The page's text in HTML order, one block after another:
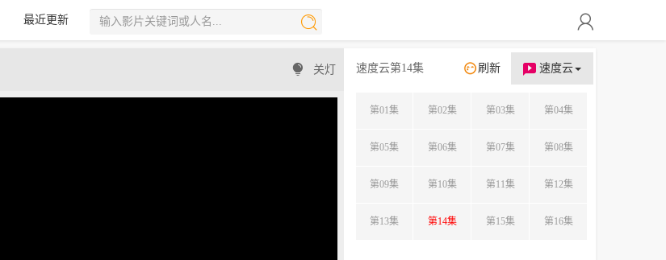
最近更新
关灯 速度云
刷新
速度云第14集
第01集 第02集 第03集 第04集
第05集 第06集 第07集 第08集
第09集 第10集 第11集 第12集
第13集 第14集 第15集 第16集